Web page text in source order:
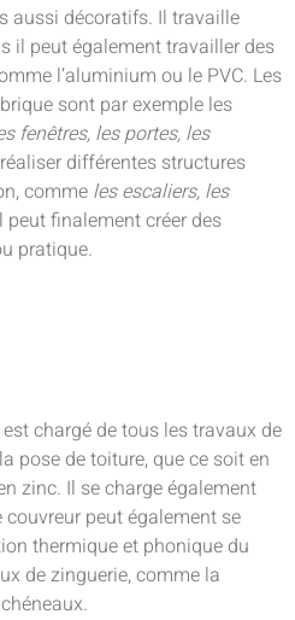
aussi décoratifs. Il travaille
il peut également travailler des
l’aluminium ou le PVC. Les
sont par exemple les
fenêtres, les portes, les
différentes structures
comme les escaliers, les
peut finalement créer des
pratique.
chargé de tous les travaux de
pose de toiture, que ce soit en
zinc. Il se charge également
couvreur peut également se
thermique et phonique du
de zinguerie, comme la